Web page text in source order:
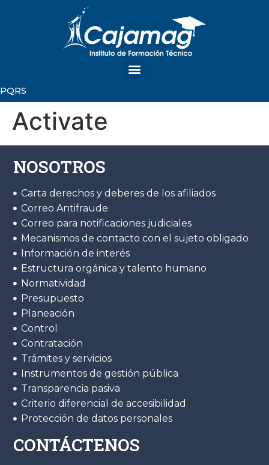
PQRS
Activate
NOSOTROS
Carta derechos y deberes de los afiliados
Correo Antifraude
Correo para notificaciones judiciales
Mecanismos de contacto con el sujeto obligado
Información de interés
Estructura orgánica y talento humano
Normatividad
Presupuesto
Planeación
Control
Contratación
Trámites y servicios
Instrumentos de gestión pública
Transparencia pasiva
Criterio diferencial de accesibilidad
Protección de datos personales
CONTÁCTENOS